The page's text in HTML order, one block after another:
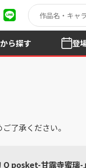
から探す 登
了承ください。
Q posket-甘露寺蜜璃-」